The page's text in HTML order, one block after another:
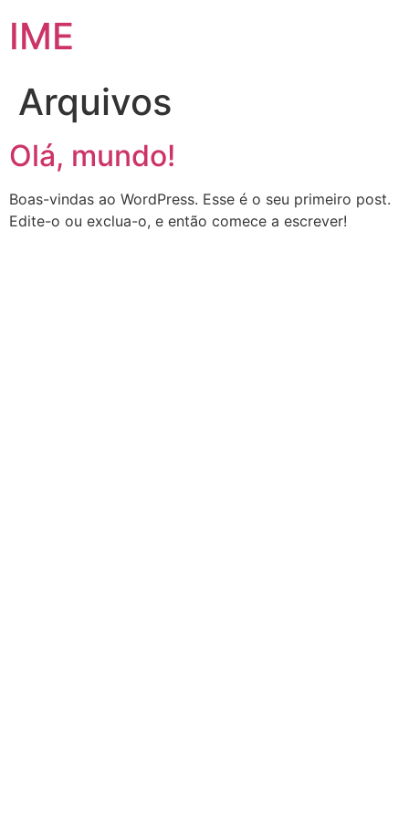
IME
Arquivos
Olá, mundo!
Boas-vindas ao WordPress. Esse é o seu primeiro post.
Edite-o ou exclua-o, e então comece a escrever!